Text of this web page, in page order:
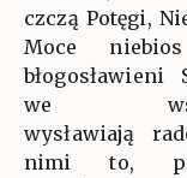
czczą Potęgi,
Moce
błogosławieni
we
wysławiają
nimi to,